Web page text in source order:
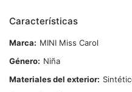
Características
Marca
MINI Miss Carol
Género
Niña
Materiales del exterior